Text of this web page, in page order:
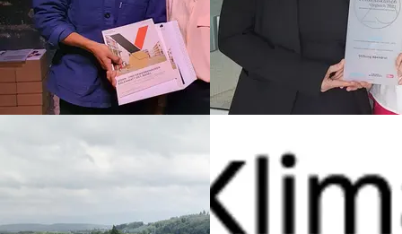
14. November 2023
Erlenmatt Ost wird
Ausgezeichnet: Erlenmatt
Sieg im grossen
Pensionskassen-
Rating 2023